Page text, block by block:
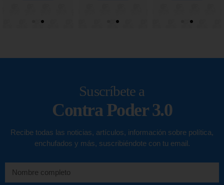
Suscríbete a
Contra Poder 3.0
Recibe todas las noticias, artículos, información sobre política,
enchufados y más, suscribiéndote con tu email.